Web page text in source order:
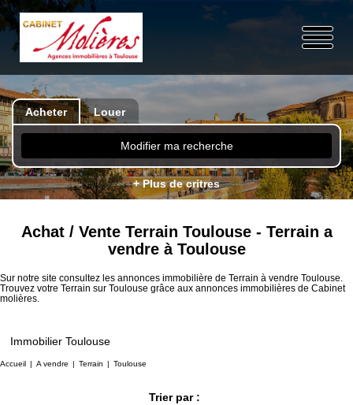
Acheter Louer
Modifier ma recherche
+ Plus de critres
Achat / Vente Terrain Toulouse - Terrain a
vendre à Toulouse
Sur notre site consultez les annonces immobilière de Terrain à vendre Toulouse.
Trouvez votre Terrain sur Toulouse grâce aux annonces immobilières de Cabinet
molières.
Immobilier Toulouse
Accueil A vendre Terrain Toulouse
Trier par :